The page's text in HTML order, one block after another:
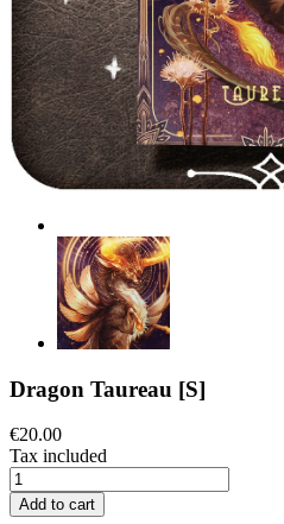
Dragon Taureau [S]
€20.00
Tax included
Add to cart